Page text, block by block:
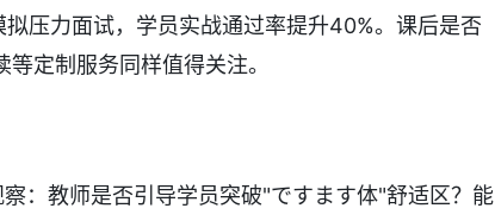
压力面试，学员实战通过率提升40%。课后是否
定制服务同样值得关注。
：教师是否引导学员突破"ですます体"舒适区？能